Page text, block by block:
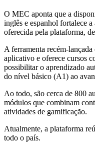
O MEC aponta que a
inglês e espanhol fortalece
oferecida pela plataforma,
A ferramenta recém-
aplicativo e oferece cursos
possibilitar o aprendizado
do nível básico (A1) ao
Ao todo, são cerca de 800
módulos que combinam
atividades de gamificação.
Atualmente, a plataforma
todo o país.